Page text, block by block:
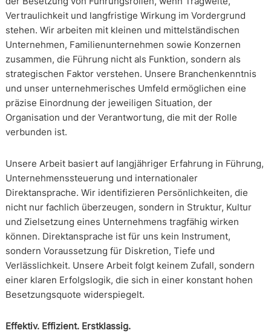
Vertraulichkeit und langfristige Wirkung im Vordergrund
stehen. Wir arbeiten mit kleinen und mittelständischen
Unternehmen, Familienunternehmen sowie Konzernen
zusammen, die Führung nicht als Funktion, sondern als
strategischen Faktor verstehen. Unsere Branchenkenntnis
und unser unternehmerisches Umfeld ermöglichen eine
präzise Einordnung der jeweiligen Situation, der
Organisation und der Verantwortung, die mit der Rolle
verbunden ist.
Unsere Arbeit basiert auf langjähriger Erfahrung in Führung,
Unternehmenssteuerung und internationaler
Direktansprache. Wir identifizieren Persönlichkeiten, die
nicht nur fachlich überzeugen, sondern in Struktur, Kultur
und Zielsetzung eines Unternehmens tragfähig wirken
können. Direktansprache ist für uns kein Instrument,
sondern Voraussetzung für Diskretion, Tiefe und
Verlässlichkeit. Unsere Arbeit folgt keinem Zufall, sondern
einer klaren Erfolgslogik, die sich in einer konstant hohen
Besetzungsquote widerspiegelt.
Effektiv. Effizient. Erstklassig.